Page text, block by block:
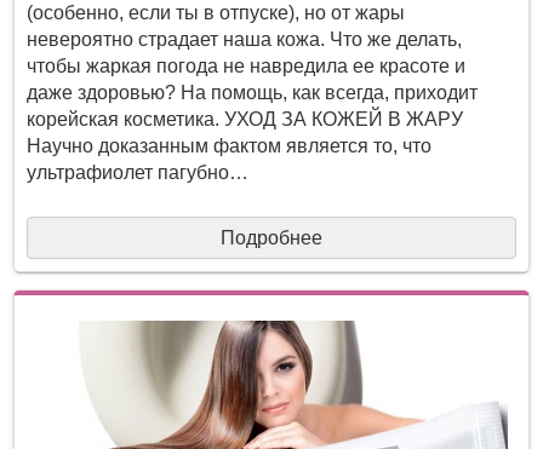
(особенно, если ты в отпуске), но от жары
невероятно страдает наша кожа. Что же делать,
чтобы жаркая погода не навредила ее красоте и
даже здоровью? На помощь, как всегда, приходит
корейская косметика. УХОД ЗА КОЖЕЙ В ЖАРУ
Научно доказанным фактом является то, что
ультрафиолет пагубно…
Подробнее